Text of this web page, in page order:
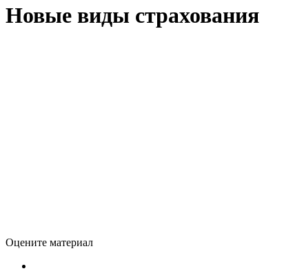
Новые виды страхования
Оцените материал